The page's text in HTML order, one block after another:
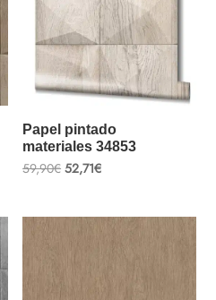
Papel pintado
materiales 34853
59,90€ El
precio
59,90€.
52,71€El
52,71€.